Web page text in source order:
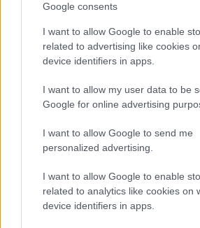
Google consents
I want to allow Google to enable
related to advertising like cookies
device identifiers in apps.
I want to allow my user data to be
Google for online advertising
I want to allow Google to send me
personalized advertising.
I want to allow Google to enable
related to analytics like cookies on
device identifiers in apps.
A P1Race szerkesztősége sok sikert
amelyről természetesen beszámolunk!
CIMKÉK ETC NTC Valencia Varga
Előző cikk
Farkas Kevin ott lesz a
European Talent Cup